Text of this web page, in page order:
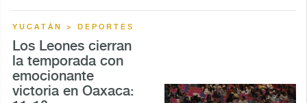
YUCATÁN > DEPORTES
Los Leones cierran
la temporada con
emocionante
victoria en Oaxaca: